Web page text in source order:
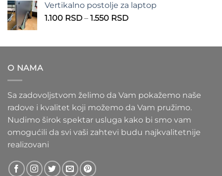
935 RSD
do
Vertikalno postolje za laptop
1.100 RSD – 1.550 RSDRaspon
1.100 RSD
O NAMA
Sa zadovoljstvom želimo da Vam pokažemo naše
radove i kvalitet koji možemo da Vam pružimo.
Nudimo širok spektar usluga kako bi smo vam
omogućili da svi vaši zahtevi budu najkvalitetnije
realizovani